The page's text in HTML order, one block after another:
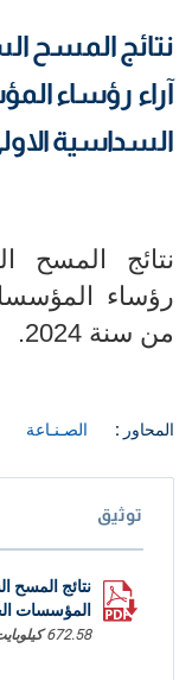
نتائج المسح
آراء رؤساء
السداسية
نتائج المسح
رؤساء
من سنة 2024.
المحاور : الصـنـاعة
توثيق
نتائج المسح
المؤسسات
672.58 كيلوبايت